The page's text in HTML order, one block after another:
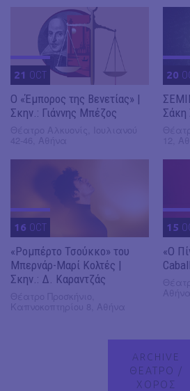
21 OCT
Ο «Έμπορος της Βενετίας» |
Σκην.: Γιάννης Μπέζος
20
Σάκη
16 OCT
«Ρομπέρτο Τσούκκο» του
Μπερνάρ-Μαρί Κολτές |
Σκην.: Δ. Καραντζάς
15
«Ο
ARCHIVE
ΘΕΑΤΡΟ /
ΧΟΡΟΣ